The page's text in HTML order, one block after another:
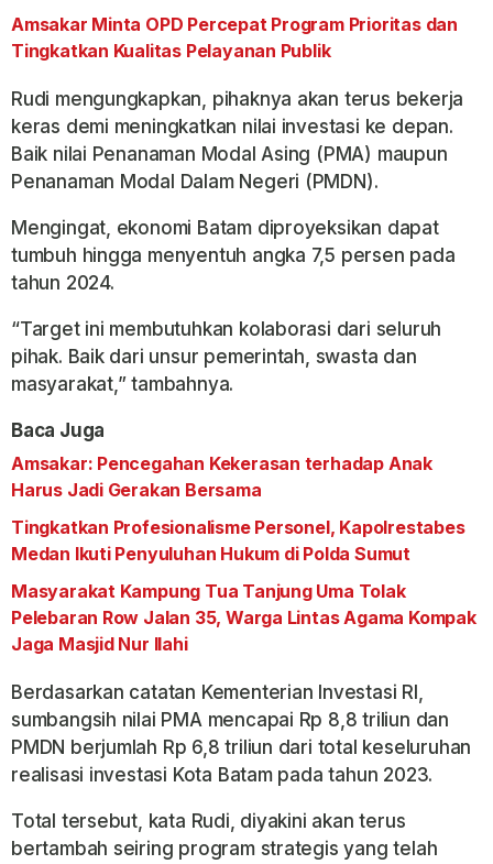
Amsakar Minta OPD Percepat Program Prioritas dan
Tingkatkan Kualitas Pelayanan Publik
Rudi mengungkapkan, pihaknya akan terus bekerja
keras demi meningkatkan nilai investasi ke depan.
Baik nilai Penanaman Modal Asing (PMA) maupun
Penanaman Modal Dalam Negeri (PMDN).
Mengingat, ekonomi Batam diproyeksikan dapat
tumbuh hingga menyentuh angka 7,5 persen pada
tahun 2024.
“Target ini membutuhkan kolaborasi dari seluruh
pihak. Baik dari unsur pemerintah, swasta dan
masyarakat,” tambahnya.
Baca Juga
Amsakar: Pencegahan Kekerasan terhadap Anak
Harus Jadi Gerakan Bersama
Tingkatkan Profesionalisme Personel, Kapolrestabes
Medan Ikuti Penyuluhan Hukum di Polda Sumut
Masyarakat Kampung Tua Tanjung Uma Tolak
Pelebaran Row Jalan 35, Warga Lintas Agama Kompak
Jaga Masjid Nur Ilahi
Berdasarkan catatan Kementerian Investasi RI,
sumbangsih nilai PMA mencapai Rp 8,8 triliun dan
PMDN berjumlah Rp 6,8 triliun dari total keseluruhan
realisasi investasi Kota Batam pada tahun 2023.
Total tersebut, kata Rudi, diyakini akan terus
bertambah seiring program strategis yang telah